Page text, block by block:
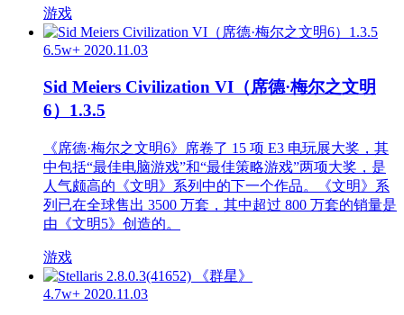
游戏
6.5w+ 2020.11.03
Sid Meiers Civilization VI（席德·梅尔之文明
6）1.3.5
《席德·梅尔之文明6》席卷了 15 项 E3 电玩展大奖，其
中包括“最佳电脑游戏”和“最佳策略游戏”两项大奖，是
人气颇高的《文明》系列中的下一个作品。《文明》系
列已在全球售出 3500 万套，其中超过 800 万套的销量是
由《文明5》创造的。
游戏
4.7w+ 2020.11.03